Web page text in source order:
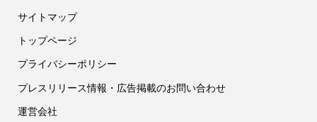
サイトマップ
トップページ
プライバシーポリシー
プレスリリース情報・広告掲載のお問い合わせ
運営会社